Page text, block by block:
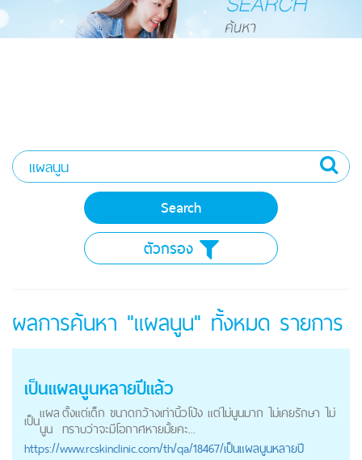
ตัวกรอง
ผลการค้นหา "แผลนูน" ทั้งหมด รายการ
เป็นแผลนูนหลายปีแล้ว
เป็นแผล
นูน
ตั้งแต่เด็ก ขนาดกว้างเท่านิ้วโป้ง แต่ไม่นูนมาก ไม่เคยรักษา ไม่
ทราบว่าจะมีโอกาศหายมั้ยคะ...
https://www.rcskinclinic.com/th/qa/18467/เป็นแผลนูนหลายปี